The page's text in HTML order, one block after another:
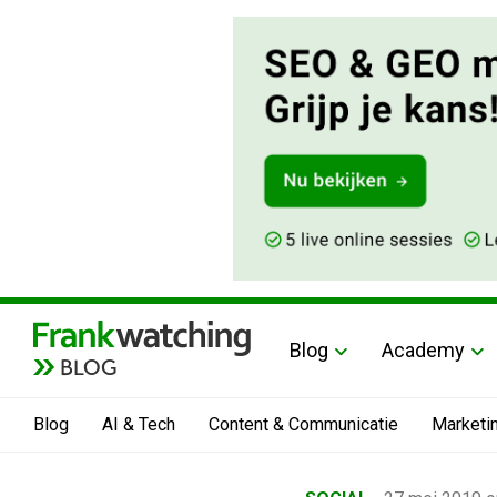
BLOG
Blog Academy
Blog AI & Tech Content & Communicatie